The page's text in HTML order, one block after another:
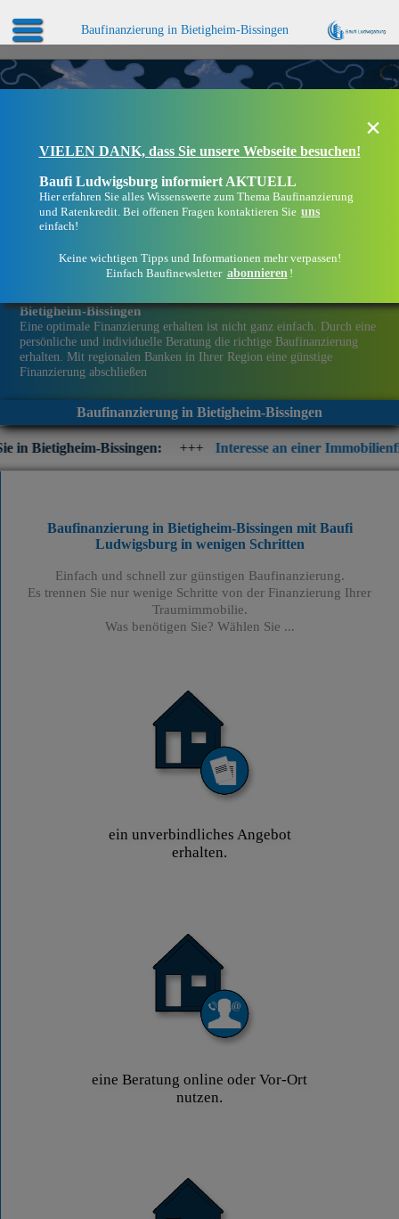
Baufinanzierung in Bietigheim-Bissingen
Bietigheim-Bissingen
Eine optimale Finanzierung erhalten ist nicht ganz einfach. Durch eine
persönliche und individuelle Beratung die richtige Baufinanzierung
erhalten. Mit regionalen Banken in Ihrer Region eine günstige
Finanzierung abschließen
Baufinanzierung in Bietigheim-Bissingen
Bissingen: +++ Interesse an einer Immobilienfinanzierung?
×
VIELEN DANK, dass Sie unsere Webseite besuchen!
Baufi Ludwigsburg informiert AKTUELL
Hier erfahren Sie alles Wissenswerte zum Thema Baufinanzierung
und Ratenkredit. Bei offenen Fragen kontaktieren Sie uns
einfach!
Keine wichtigen Tipps und Informationen mehr verpassen!
Einfach Baufinewsletter abonnieren !
Baufinanzierung in Bietigheim-Bissingen mit Baufi
Ludwigsburgin wenigen Schritten
Einfach und schnell zur günstigen Baufinanzierung.
Es trennen Sie nur wenige Schritte von der Finanzierung Ihrer
Traumimmobilie.
Was benötigen Sie? Wählen Sie ...
ein unverbindliches Angebot
erhalten.
eine Beratung online oder Vor-Ort
nutzen.